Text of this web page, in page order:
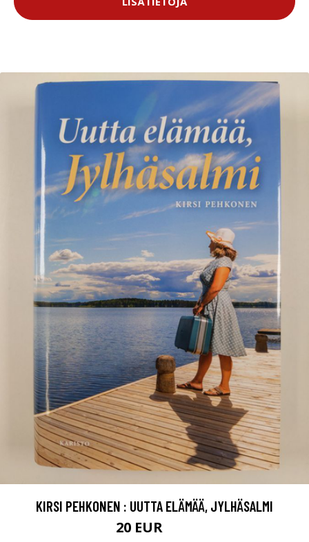
KIRSI PEHKONEN : UUTTA ELÄMÄÄ, JYLHÄSALMI
20 EUR